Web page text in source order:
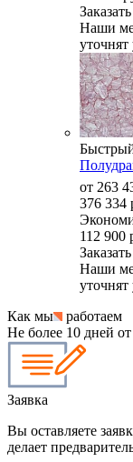
Наши
уточнят
от 263
376 334
112 900
Наши
уточнят
Как мы
работаем
Не более 10 дней
Заявка
Вы оставляете
делает